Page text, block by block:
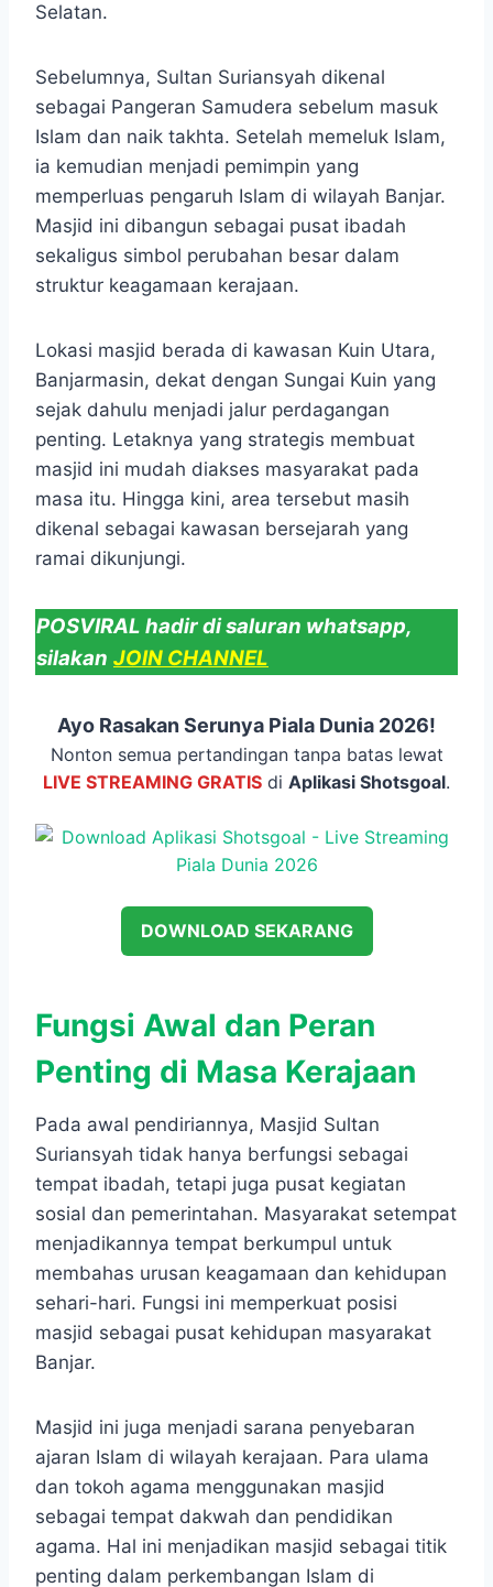
Selatan.
Sebelumnya, Sultan Suriansyah dikenal
sebagai Pangeran Samudera sebelum masuk
Islam dan naik takhta. Setelah memeluk Islam,
ia kemudian menjadi pemimpin yang
memperluas pengaruh Islam di wilayah Banjar.
Masjid ini dibangun sebagai pusat ibadah
sekaligus simbol perubahan besar dalam
struktur keagamaan kerajaan.
Lokasi masjid berada di kawasan Kuin Utara,
Banjarmasin, dekat dengan Sungai Kuin yang
sejak dahulu menjadi jalur perdagangan
penting. Letaknya yang strategis membuat
masjid ini mudah diakses masyarakat pada
masa itu. Hingga kini, area tersebut masih
dikenal sebagai kawasan bersejarah yang
ramai dikunjungi.
POSVIRAL hadir di saluran whatsapp,
silakan JOIN CHANNEL
Ayo Rasakan Serunya Piala Dunia 2026!
Nonton semua pertandingan tanpa batas lewat
LIVE STREAMING GRATIS di Aplikasi Shotsgoal.
DOWNLOAD SEKARANG
Fungsi Awal dan Peran
Penting di Masa Kerajaan
Pada awal pendiriannya, Masjid Sultan
Suriansyah tidak hanya berfungsi sebagai
tempat ibadah, tetapi juga pusat kegiatan
sosial dan pemerintahan. Masyarakat setempat
menjadikannya tempat berkumpul untuk
membahas urusan keagamaan dan kehidupan
sehari-hari. Fungsi ini memperkuat posisi
masjid sebagai pusat kehidupan masyarakat
Banjar.
Masjid ini juga menjadi sarana penyebaran
ajaran Islam di wilayah kerajaan. Para ulama
dan tokoh agama menggunakan masjid
sebagai tempat dakwah dan pendidikan
agama. Hal ini menjadikan masjid sebagai titik
penting dalam perkembangan Islam di